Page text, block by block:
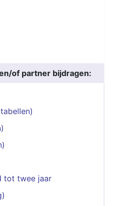
of partner bijdragen:
tot twee jaar